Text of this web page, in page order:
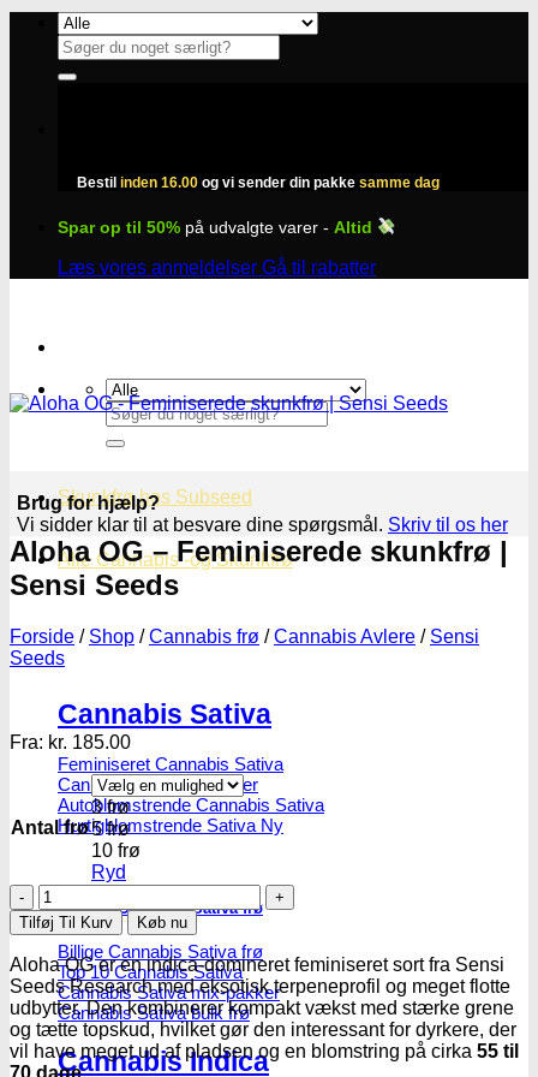
Fortsæt
indhold
Søg
efter:
Bestil inden 16.00 og vi sender din pakke samme dag
Spar op til 50% på udvalgte varer - Altid
Læs vores anmeldelser Gå til rabatter
Søg
efter:
Skunkfrø hos Subseed
Alle Cannabis -og Skunkfrø
Cannabis Sativa
Feminiseret Cannabis Sativa
Cannabis Sativa Hybrider
Autoblomstrende Cannabis Sativa
Hurtigblomstrende Sativa
Diverse Cannabis Sativa frø
Billige Cannabis Sativa frø
Top 10 Cannabis Sativa
Cannabis Sativa mix-pakker
Cannabis Sativa bulk frø
Cannabis Indica
Brug for hjælp?
Vi sidder klar til at besvare dine spørgsmål. Skriv til os her
Aloha OG – Feminiserede skunkfrø |
Sensi Seeds
Forside / Shop / Cannabis frø / Cannabis Avlere / Sensi
Seeds
Fra: kr. 185.00
Antal frø
3 frø
5 frø
10 frø
Ryd
Aloha
OG
-
Feminiserede
skunkfrø
|
Sensi
Seeds
antal
Tilføj Til Kurv Køb nu
Aloha OG er en indica-domineret feminiseret sort fra Sensi
Seeds Research med eksotisk terpeneprofil og meget flotte
udbytter. Den kombinerer kompakt vækst med stærke grene
og tætte topskud, hvilket gør den interessant for dyrkere, der
vil have meget ud af pladsen og en blomstring på cirka 55 til